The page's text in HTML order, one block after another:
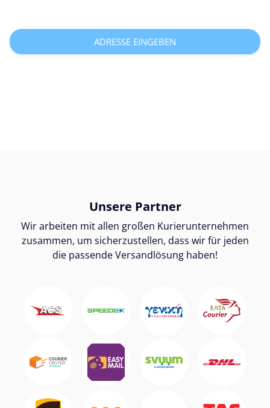
ADRESSE EINGEBEN
Unsere Partner
Wir arbeiten mit allen großen Kurierunternehmen
zusammen, um sicherzustellen, dass wir für jeden
die passende Versandlösung haben!